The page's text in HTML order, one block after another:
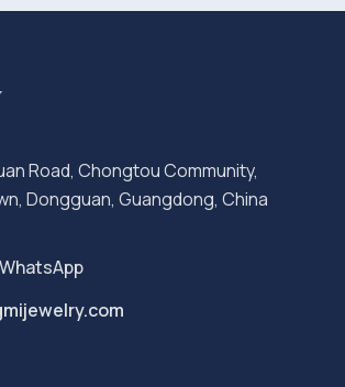
Road, Chongtou Community,
Dongguan, Guangdong, China